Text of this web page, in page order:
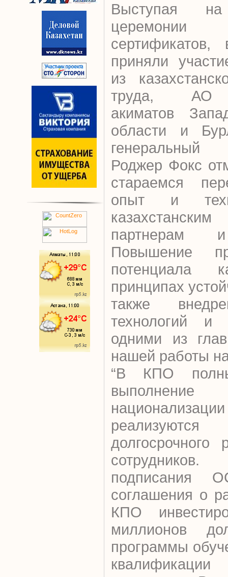
Выступая на
приняли
из
труда, АО
акиматов
области и
Роджер Фокс
стараемся
опыт и
партнерам
Повышение
потенциала
принципах
также
технологий и
одними из
нашей работы
“В КПО
долгосрочного
подписания
соглашения о
КПО
миллионов
программы